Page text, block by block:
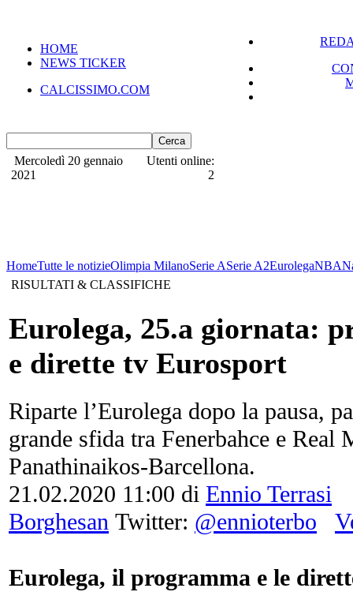
HOME
NEWS TICKER
CALCISSIMO.COM
Mercoledì 20 gennaio
2021
Utenti online:
2
HomeTutte le notizieOlimpia MilanoSerie ASerie A2EurolegaNBA
RISULTATI & CLASSIFICHE
Eurolega, 25.a giornata:
e dirette tv Eurosport
Riparte l’Eurolega dopo la pausa,
grande sfida tra Fenerbahce e Real
Panathinaikos-Barcellona.
21.02.2020 11:00 di Ennio Terrasi
Borghesan Twitter: @ennioterbo
Eurolega, il programma e le